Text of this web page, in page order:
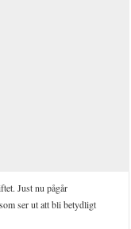
Just nu pågår
ser ut att bli betydligt